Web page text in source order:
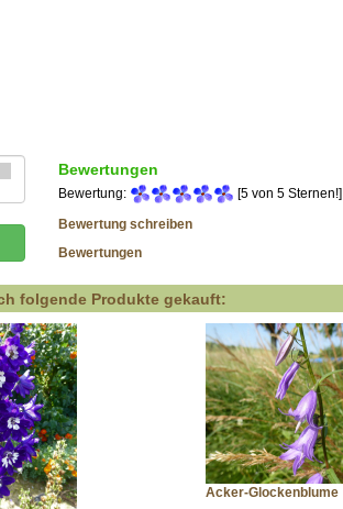
Bewertungen
Bewertung: [5 von 5 Sternen!]
Bewertung schreiben
Bewertungen
folgende Produkte gekauft:
Acker-Glockenblume